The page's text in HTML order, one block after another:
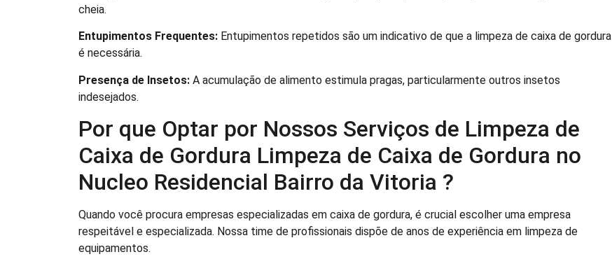
cheia.
Entupimentos Frequentes: Entupimentos repetidos são um indicativo de que a limpeza de caixa de gordura
é necessária.
Presença de Insetos: A acumulação de alimento estimula pragas, particularmente outros insetos
indesejados.
Por que Optar por Nossos Serviços de Limpeza de
Caixa de Gordura Limpeza de Caixa de Gordura no
Nucleo Residencial Bairro da Vitoria ?
Quando você procura empresas especializadas em caixa de gordura, é crucial escolher uma empresa
respeitável e especializada. Nossa time de profissionais dispõe de anos de experiência em limpeza de
equipamentos.